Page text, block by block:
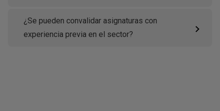
¿Se pueden convalidar asignaturas con
experiencia previa en el sector?